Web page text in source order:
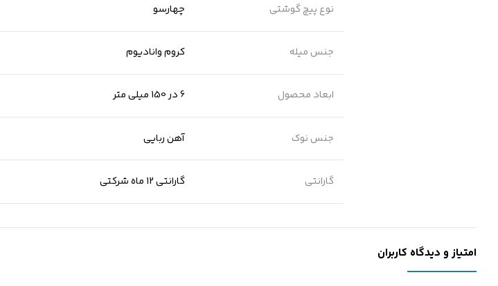
نوع پیچ گوشتی چهارسو
جنس میله کروم وانادیوم
ابعاد محصول 6 در 150 میلی متر
جنس نوک آهن ربایی
گارانتی گارانتی 12 ماه شرکتی
امتیاز و دیدگاه کاربران